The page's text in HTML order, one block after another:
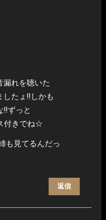
漏れを聴いた
たょ!!しかも
!!ずっと
付きでね☆
も見てるんだっ
返信